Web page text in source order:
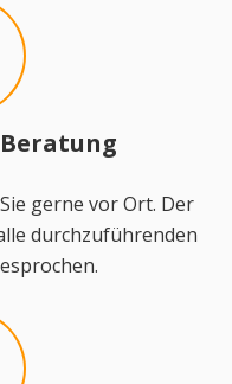
gerne vor Ort. Der
durchzuführenden